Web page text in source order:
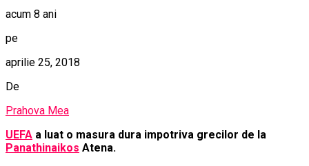
acum 8 ani
pe
aprilie 25, 2018
De
Prahova Mea
UEFA a luat o masura dura impotriva grecilor de la
Panathinaikos Atena.